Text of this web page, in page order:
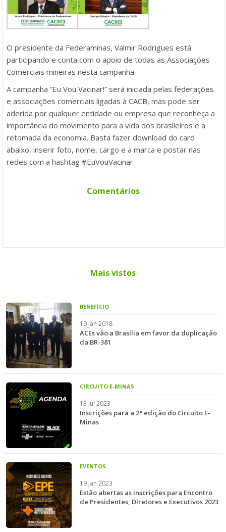
O presidente da Federaminas, Valmir Rodrigues está
participando e conta com o apoio de todas as Associações
Comerciais mineiras nesta campanha.
A campanha “Eu Vou Vacinar!” será iniciada pelas federações
e associações comerciais ligadas à CACB, mas pode ser
aderida por qualquer entidade ou empresa que reconheça a
importância do movimento para a vida dos brasileiros e a
retomada da economia. Basta fazer download do card
abaixo, inserir foto, nome, cargo e a marca e postar nas
redes com a hashtag #EuVouVacinar.
Comentários
Mais vistos
BENEFÍCIO
19 jan 2018
ACEs vão a Brasília em favor da duplicação
da BR-381
CIRCUITO E-MINAS
13 jul 2023
Inscrições para a 2° edição do Circuito E-
Minas
EVENTOS
19 jan 2023
Estão abertas as inscrições para Encontro
de Presidentes, Diretores e Executivos 2023